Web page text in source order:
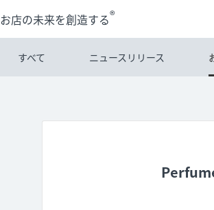
お店の未来を創造する®
すべて ニュースリリース